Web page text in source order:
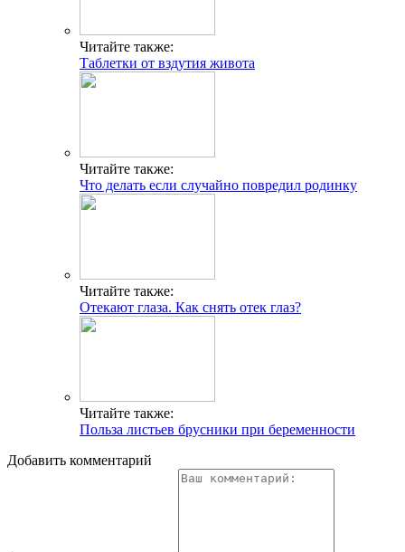
Читайте также:
Таблетки от вздутия живота
Читайте также:
Что делать если случайно повредил родинку
Читайте также:
Отекают глаза. Как снять отек глаз?
Читайте также:
Польза листьев брусники при беременности
Добавить комментарий